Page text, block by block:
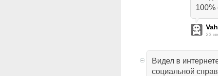
100%
23
Видел в
социальной